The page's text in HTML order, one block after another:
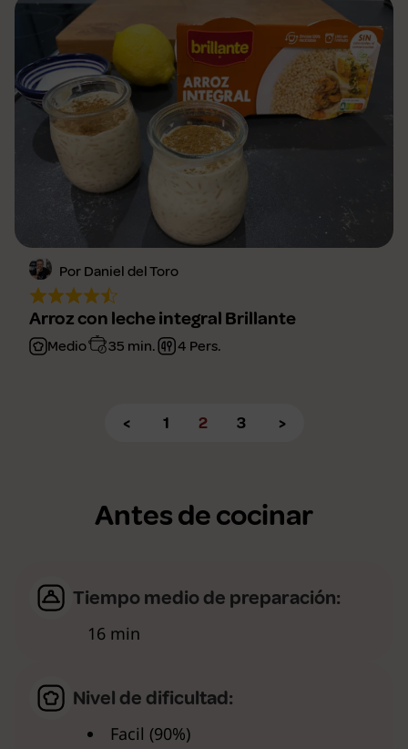
Por Daniel del Toro
Arroz con leche integral Brillante
Medio 35 min. 4 Pers.
< 1 2 3 >
Antes de cocinar
Tiempo medio de preparación:
16 min
Nivel de dificultad:
Facil (90%)